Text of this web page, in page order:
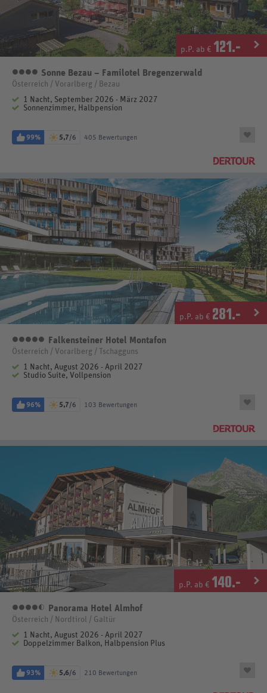
p.P. ab € 121.-
4 Sterne
Sonne Bezau – Familotel Bregenzerwald
Österreich / Vorarlberg / Bezau
1 Nacht, September 2026 - März 2027
Sonnenzimmer, Halbpension
99% 5,7/6 405 Bewertungen
p.P. ab € 281.-
5 Sterne
Falkensteiner Hotel Montafon
Österreich / Vorarlberg / Tschagguns
1 Nacht, August 2026 - April 2027
Studio Suite, Vollpension
96% 5,7/6 103 Bewertungen
p.P. ab € 140.-
4,5 Sterne
Panorama Hotel Almhof
Österreich / Nordtirol / Galtür
1 Nacht, August 2026 - April 2027
Doppelzimmer Balkon, Halbpension Plus
93% 5,6/6 210 Bewertungen